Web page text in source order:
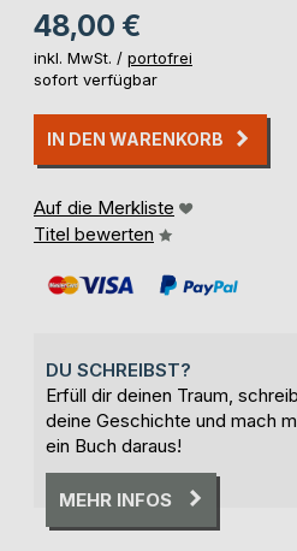
48,00 €
inkl. MwSt. / portofrei
sofort verfügbar
IN DEN WARENKORB
Auf die Merkliste
Titel bewerten
DU SCHREIBST?
Erfüll dir deinen Traum,
deine Geschichte und mach
ein Buch daraus!
MEHR INFOS